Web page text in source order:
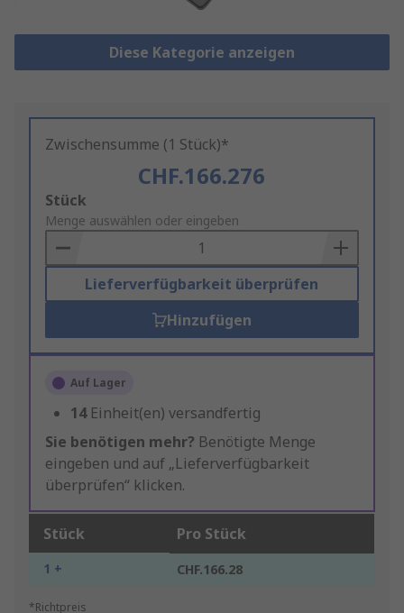
Diese Kategorie anzeigen
Zwischensumme (1 Stück)*
CHF.166.276
Add
to
Basket
Stück
Menge auswählen oder eingeben
Lieferverfügbarkeit überprüfen
Hinzufügen
Auf Lager
14 Einheit(en) versandfertig
Sie benötigen mehr? Benötigte Menge
eingeben und auf „Lieferverfügbarkeit
überprüfen“ klicken.
Stück Pro Stück
1 + CHF.166.28
*Richtpreis